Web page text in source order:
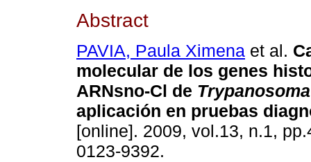
Abstract
PAVIA, Paula Ximena et al.
molecular de los genes
ARNsno-Cl de
aplicación en pruebas
[online]. 2009, vol.13, n.1,
0123-9392.